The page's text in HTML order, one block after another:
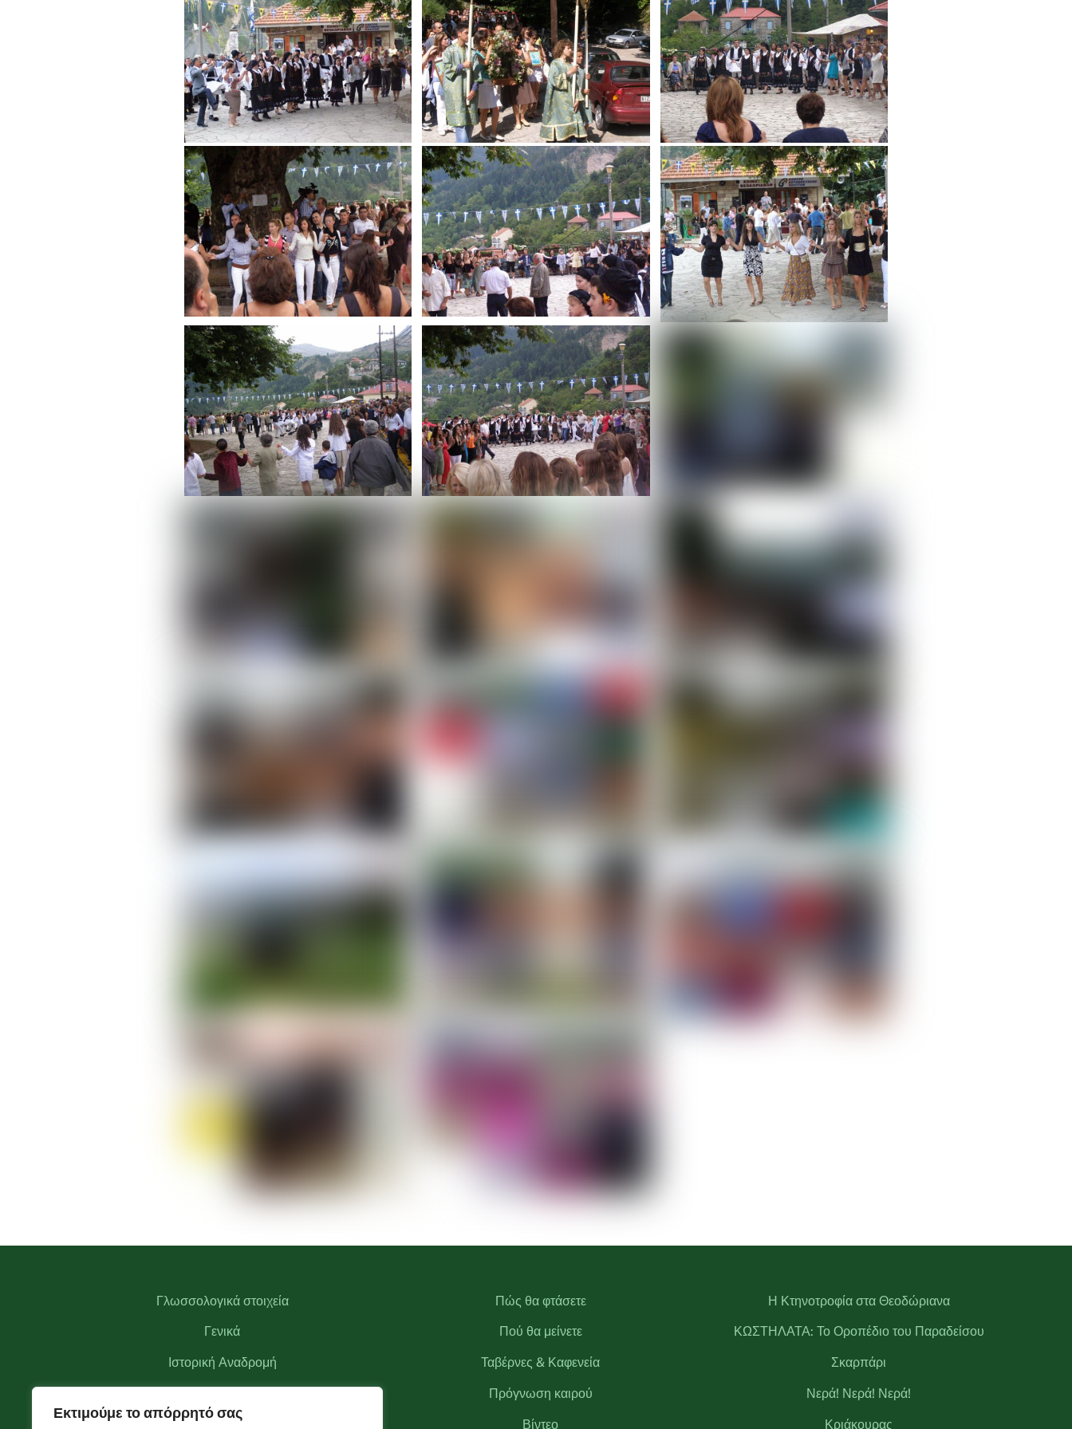
Εκτιμούμε το απόρρητό σας
Γλωσσολογικά στοιχεία
Γενικά
Ιστορική Αναδρομή
Αναγκαστικός Συνεταιρισμός Θεοδωριάνων
Πώς θα φτάσετε
Πού θα μείνετε
Ταβέρνες & Καφενεία
Πρόγνωση καιρού
Βίντεο
Η Κτηνοτροφία στα Θεοδώριανα
ΚΩΣΤΗΛΑΤΑ: Το Οροπέδιο του Παραδείσου
Σκαρπάρι
Νερά! Νερά! Νερά!
Κριάκουρας